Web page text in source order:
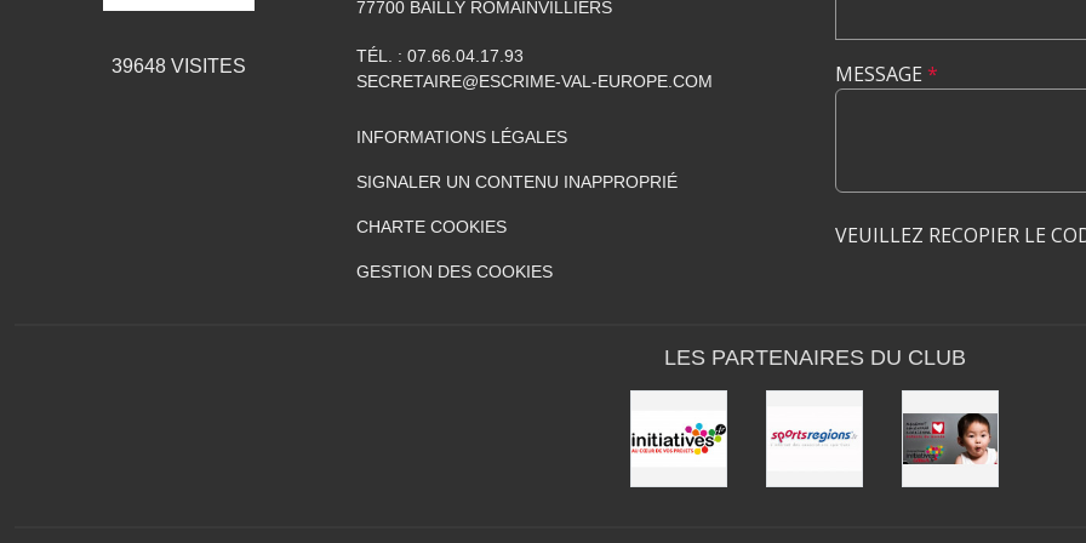
39648VISITES
77700 BAILLY ROMAINVILLIERS
TÉL. : 07.66.04.17.93
SECRETAIRE@ESCRIME-VAL-EUROPE.COM
INFORMATIONS LÉGALES
SIGNALER UN CONTENU INAPPROPRIÉ
CHARTE COOKIES
GESTION DES COOKIES
MESSAGE *
VEUILLEZ RECOPIER LE
LES PARTENAIRES DU CLUB